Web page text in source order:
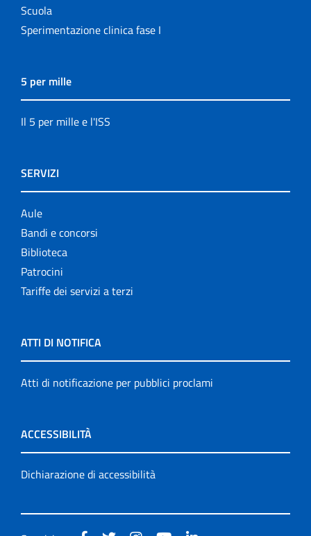
Scuola
Sperimentazione clinica fase I
5 per mille
Il 5 per mille e l'ISS
SERVIZI
Aule
Bandi e concorsi
Biblioteca
Patrocini
Tariffe dei servizi a terzi
ATTI DI NOTIFICA
Atti di notificazione per pubblici proclami
ACCESSIBILITÀ
Dichiarazione di accessibilità